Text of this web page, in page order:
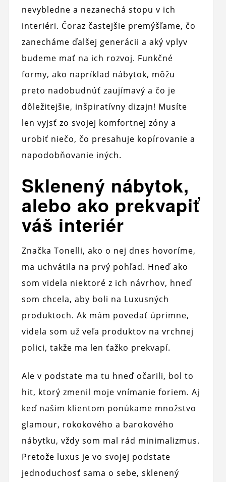
nevybledne a nezanechá stopu v ich
interiéri. Čoraz častejšie premýšľame, čo
zanecháme ďalšej generácii a aký vplyv
budeme mať na ich rozvoj. Funkčné
formy, ako napríklad nábytok, môžu
preto nadobudnúť zaujímavý a čo je
dôležitejšie, inšpiratívny dizajn! Musíte
len vyjsť zo svojej komfortnej zóny a
urobiť niečo, čo presahuje kopírovanie a
napodobňovanie iných.
Sklenený nábytok,
alebo ako prekvapiť
váš interiér
Značka Tonelli, ako o nej dnes hovoríme,
ma uchvátila na prvý pohľad. Hneď ako
som videla niektoré z ich návrhov, hneď
som chcela, aby boli na Luxusných
produktoch. Ak mám povedať úprimne,
videla som už veľa produktov na vrchnej
polici, takže ma len ťažko prekvapí.
Ale v podstate ma tu hneď očarili, bol to
hit, ktorý zmenil moje vnímanie foriem. Aj
keď našim klientom ponúkame množstvo
glamour, rokokového a barokového
nábytku, vždy som mal rád minimalizmus.
Pretože luxus je vo svojej podstate
jednoduchosť sama o sebe, sklenený